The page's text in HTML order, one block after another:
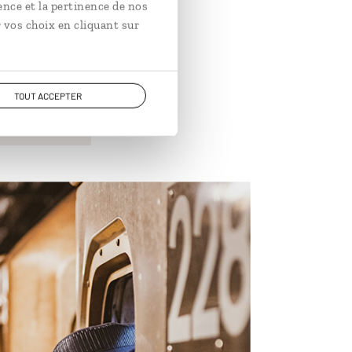
et la pertinence de nos
vos choix en cliquant sur
TOUT ACCEPTER
est tout
new-